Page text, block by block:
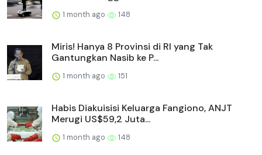
1 month ago 148
Miris! Hanya 8 Provinsi di RI yang Tak
Gantungkan Nasib ke P...
1 month ago 151
Habis Diakuisisi Keluarga Fangiono, ANJT
Merugi US$59,2 Juta...
1 month ago 148